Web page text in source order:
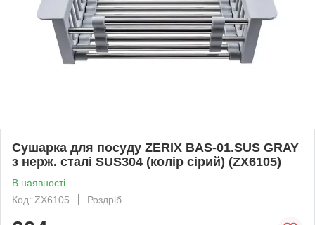
Сушарка для посуду ZERIX BAS-01.SUS GRAY
з нерж. сталі SUS304 (колір сірий) (ZX6105)
В наявності
Код: ZX6105
Роздріб